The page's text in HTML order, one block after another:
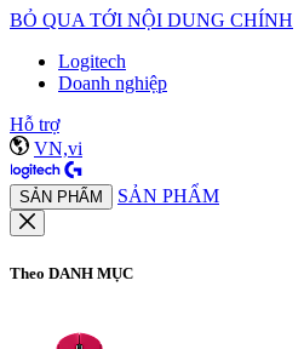
BỎ QUA TỚI NỘI DUNG CHÍNH
Logitech
Doanh nghiệp
Hỗ trợ
VN,vi
SẢN PHẨM SẢN PHẨM
Theo DANH MỤC